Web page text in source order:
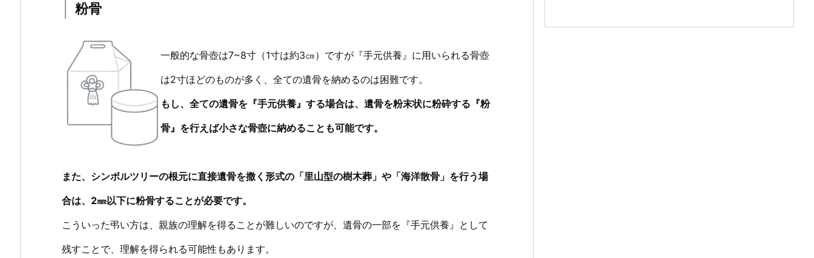
粉骨
一般的な骨壺は7~8寸（1寸は約3㎝）ですが『手元供養』に用いられる骨壺
は2寸ほどのものが多く、全ての遺骨を納めるのは困難です。
もし、全ての遺骨を『手元供養』する場合は、遺骨を粉末状に粉砕する『粉
骨』を行えば小さな骨壺に納めることも可能です。
また、シンボルツリーの根元に直接遺骨を撒く形式の「里山型の樹木葬」や「海洋散骨」を行う場
合は、2㎜以下に粉骨することが必要です。
こういった弔い方は、親族の理解を得ることが難しいのですが、遺骨の一部を『手元供養』として
残すことで、理解を得られる可能性もあります。